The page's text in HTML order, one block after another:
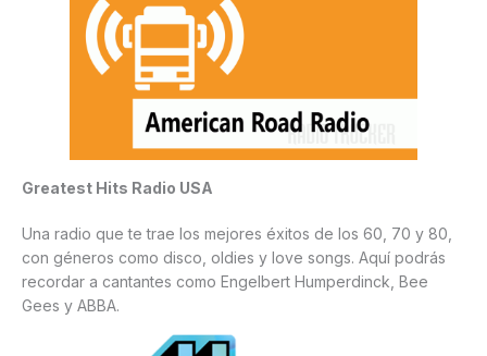
Greatest Hits Radio USA
Una radio que te trae los mejores éxitos de los 60, 70 y 80,
con géneros como disco, oldies y love songs. Aquí podrás
recordar a cantantes como Engelbert Humperdinck, Bee
Gees y ABBA.